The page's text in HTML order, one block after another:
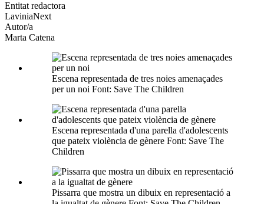
altres
xarxes
socials
Entitat redactora
LaviniaNext
Autor/a
Marta Catena
Escena representada de tres noies amenaçades
per un noi Font: Save The Children
Escena representada d'una parella d'adolescents
que pateix violència de gènere Font: Save The
Children
Pissarra que mostra un dibuix en representació a